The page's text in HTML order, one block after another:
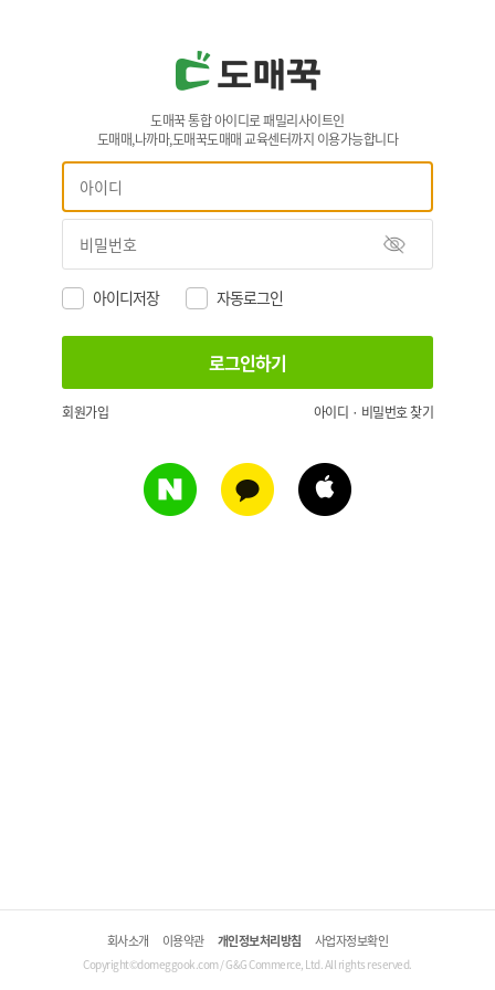
도매꾹 통합 아이디로 패밀리사이트인
도매매,나까마,도매꾹도매매 교육센터까지 이용가능합니다
아이디저장 자동로그인
회원가입 아이디 · 비밀번호 찾기
회사소개 이용약관 개인정보처리방침 사업자정보확인
Copyright©domeggook.com / G&G Commerce, Ltd. All rights reserved.